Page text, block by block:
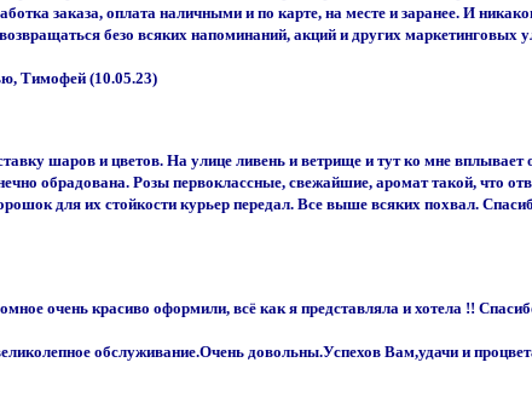
заказа, оплата наличными и по карте, на месте и заранее. И
безо всяких напоминаний, акций и других маркетинговых
Тимофей (10.05.23)
шаров и цветов. На улице ливень и ветрище и тут ко мне
обрадована. Розы первоклассные, свежайшие, аромат такой, что
для их стойкости курьер передал. Все выше всяких похвал.
очень красиво оформили, всё как я представляла и хотела !!
обслуживание.Очень довольны.Успехов Вам,удачи и